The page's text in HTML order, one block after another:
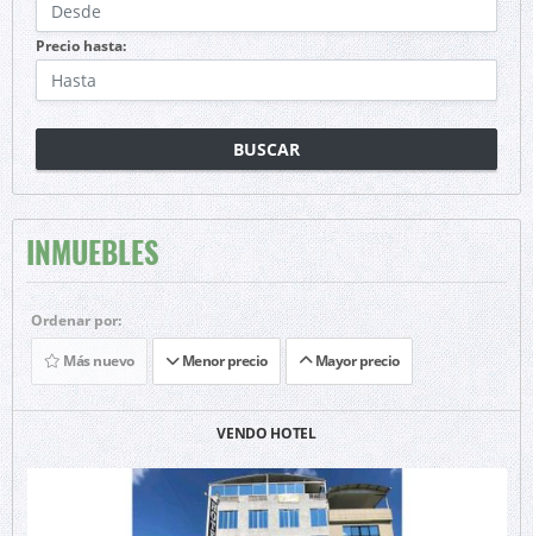
Precio hasta:
BUSCAR
INMUEBLES
Ordenar por:
Más nuevo
Menor precio Mayor precio
VENDO HOTEL